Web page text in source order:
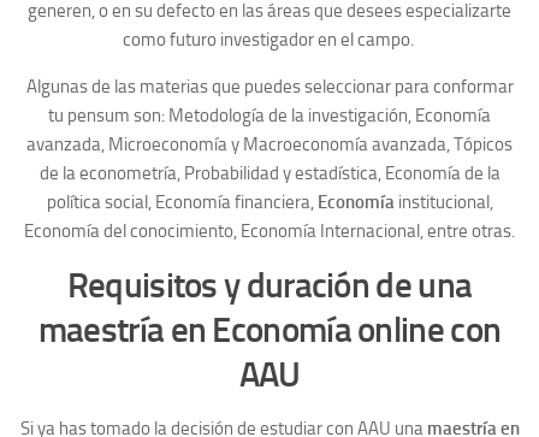
generen, o en su defecto en las áreas que desees especializarte
como futuro investigador en el campo.
Algunas de las materias que puedes seleccionar para conformar
tu pensum son: Metodología de la investigación, Economía
avanzada, Microeconomía y Macroeconomía avanzada, Tópicos
de la econometría, Probabilidad y estadística, Economía de la
política social, Economía financiera, Economíainstitucional,
Economía del conocimiento, Economía Internacional, entre otras.
Requisitos y duración de una
maestría en Economía online con
AAU
Si ya has tomado la decisión de estudiar con AAU una maestría en